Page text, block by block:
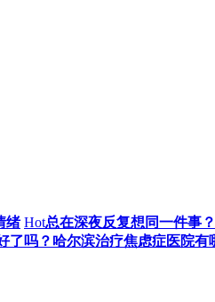
绪 Hot总在深夜反复想同一件事
了吗？哈尔滨治疗焦虑症医院有